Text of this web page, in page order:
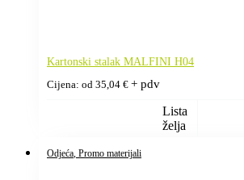
Kartonski stalak MALFINI H04
Cijena: od 35,04 € + pdv
Lista
želja
Odjeća, Promo materijali